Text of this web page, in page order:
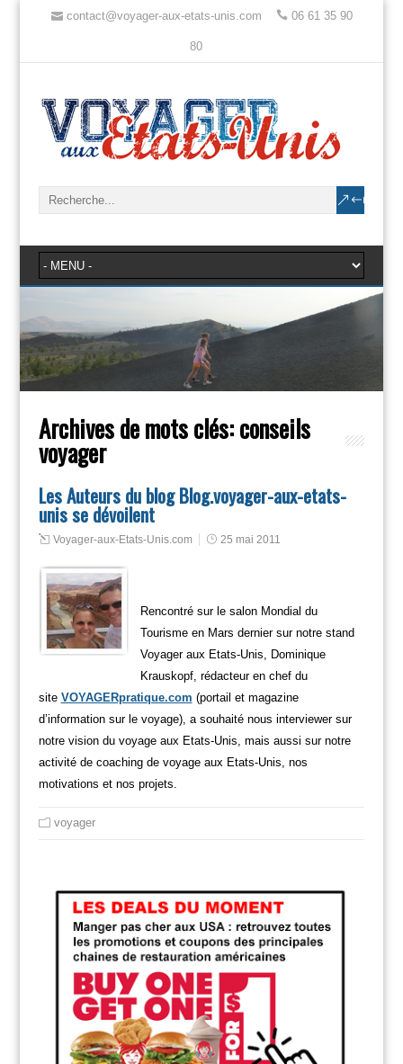
contact@voyager-aux-etats-unis.com 06 61 35 90
80
Archives de mots clés:conseils
voyager
Les Auteurs du blog Blog.voyager-aux-etats-
unis se dévoilent
Voyager-aux-Etats-Unis.com 25 mai 2011
Rencontré sur le salon Mondial du
Tourisme en Mars dernier sur notre stand
Voyager aux Etats-Unis, Dominique
Krauskopf, rédacteur en chef du
site VOYAGERpratique.com (portail et magazine
d’information sur le voyage), a souhaité nous interviewer sur
notre vision du voyage aux Etats-Unis, mais aussi sur notre
activité de coaching de voyage aux Etats-Unis, nos
motivations et nos projets.
voyager